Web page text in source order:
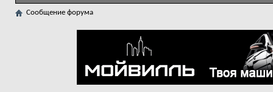
Сообщение форума